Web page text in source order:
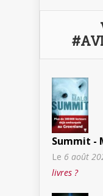
Summit -
Le 6 août
livres ?